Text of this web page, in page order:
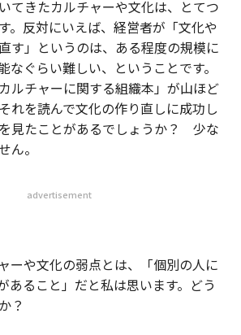
てきたカルチャーや文化は、とてつ
。反対にいえば、経営者が「文化や
す」というのは、ある程度の規模に
なぐらい難しい、ということです。
ルチャーに関する組織本」が山ほど
れを読んで文化の作り直しに成功し
見たことがあるでしょうか？ 少な
ん。
advertisement
ーや文化の弱点とは、「個別の人に
あること」だと私は思います。どう
？